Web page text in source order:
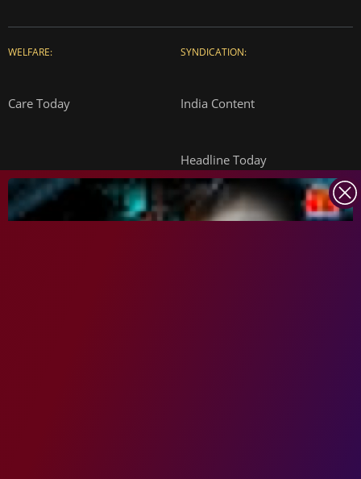
WELFARE:
Care Today
SYNDICATION:
India Content
Headline Today
INDIA TODAY DAILYO ICHOWK ARCHIVE